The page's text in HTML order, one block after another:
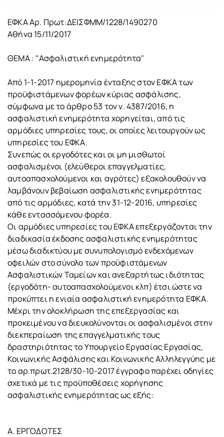
ΕΦΚΑ Αρ. Πρωτ:ΔΕΙΣΦΜΜ/1228/1490270
Αθήνα 15/11/2017
ΘΕΜΑ : "Ασφαλιστική ενημερότητα"
Από 1-1-2017 ημερομηνία ένταξης στον ΕΦΚΑ των
προϋφιστάμενων φορέων κύριας ασφάλισης,
σύμφωνα με το άρθρο 53 τον ν. 4387/2016, η
ασφαλιστική ενημερότητα χορηγείται, από τις
αρμόδιες υπηρεσίες τους, οι οποίες λειτουργούν ως
υπηρεσίες του ΕΦΚΑ.
Συνεπώς οι εργοδότες και οι μη μισθωτοί
ασφαλισμένοι (ελεύθεροι επαγγελματίες,
αυτοαπασχολούμενοι και αγρότες) εξακολουθούν να
λαμβάνουν βεβαίωση ασφαλιστικής ενημερότητας
από τις αρμόδιες, κατά την 31-12-2016, υπηρεσίες
κάθε εντασσόμενου φορέα.
Οι αρμόδιες υπηρεσίες του ΕΦΚΑ επεξεργάζονται την
διαδικασία έκδοσης ασφαλιστικής ενημερότητας
μέσω διαδικτύου με συνυπολογισμό ενδεχόμενων
οφειλών στο σύνολο των προϋφιστάμενων
Ασφαλιστικών Ταμείων και ανεξαρτήτως ιδιότητας
(εργοδότη- αυτοαπασχολούμενοι κλπ) έτσι ώστε να
προκύπτει η ενιαία ασφαλιστική ενημερότητα ΕΦΚΑ.
Μέχρι την ολοκλήρωση της επεξεργασίας και
προκειμένου να διευκολύνονται οι ασφαλισμένοι στην
διεκπεραίωση της επαγγελματικής τους
δραστηριότητας το Υπουργείο Εργασίας Εργασίας,
Κοινωνικής Ασφάλισης και Κοινωνικής Αλληλεγγύης με
το αρ.πρωτ.2128/30-10-2017 έγγραφο παρέχει οδηγίες
σχετικά με τις προϋποθέσεις χορήγησης
ασφαλιστικής ενημερότητας ως εξής:
Α. ΕΡΓΟΔΟΤΕΣ